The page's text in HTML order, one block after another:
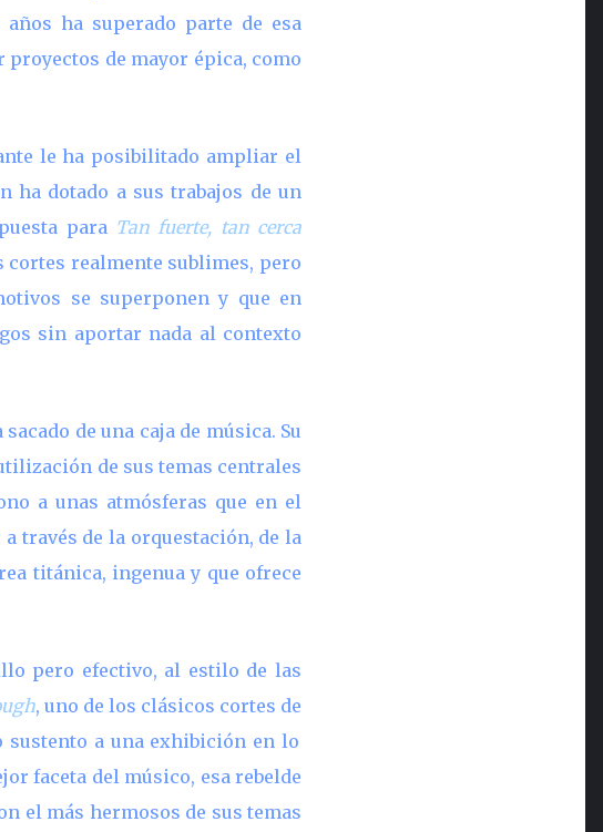
ha superado parte de esa
de mayor épica, como
le ha posibilitado ampliar el
ha dotado a sus trabajos de un
para Tan fuerte, tan cerca
cortes realmente sublimes, pero
se superponen y que en
sin aportar nada al contexto
de una caja de música. Su
de sus temas centrales
a unas atmósferas que en el
través de la orquestación, de la
titánica, ingenua y que ofrece
pero efectivo, al estilo de las
, uno de los clásicos cortes de
a una exhibición en lo
faceta del músico, esa rebelde
el más hermosos de sus temas